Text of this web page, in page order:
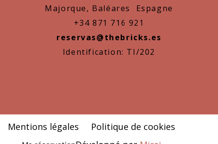
Majorque, Baléares Espagne
+34 871 716 921
reservas@thebricks.es
Identification: TI/202
Mentions légales Politique de cookies